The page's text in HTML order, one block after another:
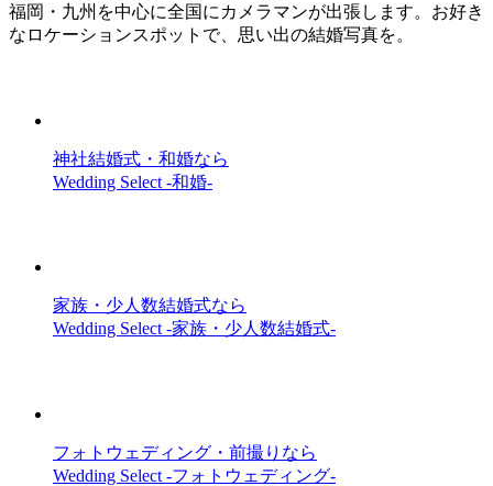
福岡・九州を中心に全国にカメラマンが出張します。お好き
なロケーションスポットで、思い出の結婚写真を。
神社結婚式・和婚なら
Wedding Select -和婚-
家族・少人数結婚式なら
Wedding Select -家族・少人数結婚式-
フォトウェディング・前撮りなら
Wedding Select -フォトウェディング-